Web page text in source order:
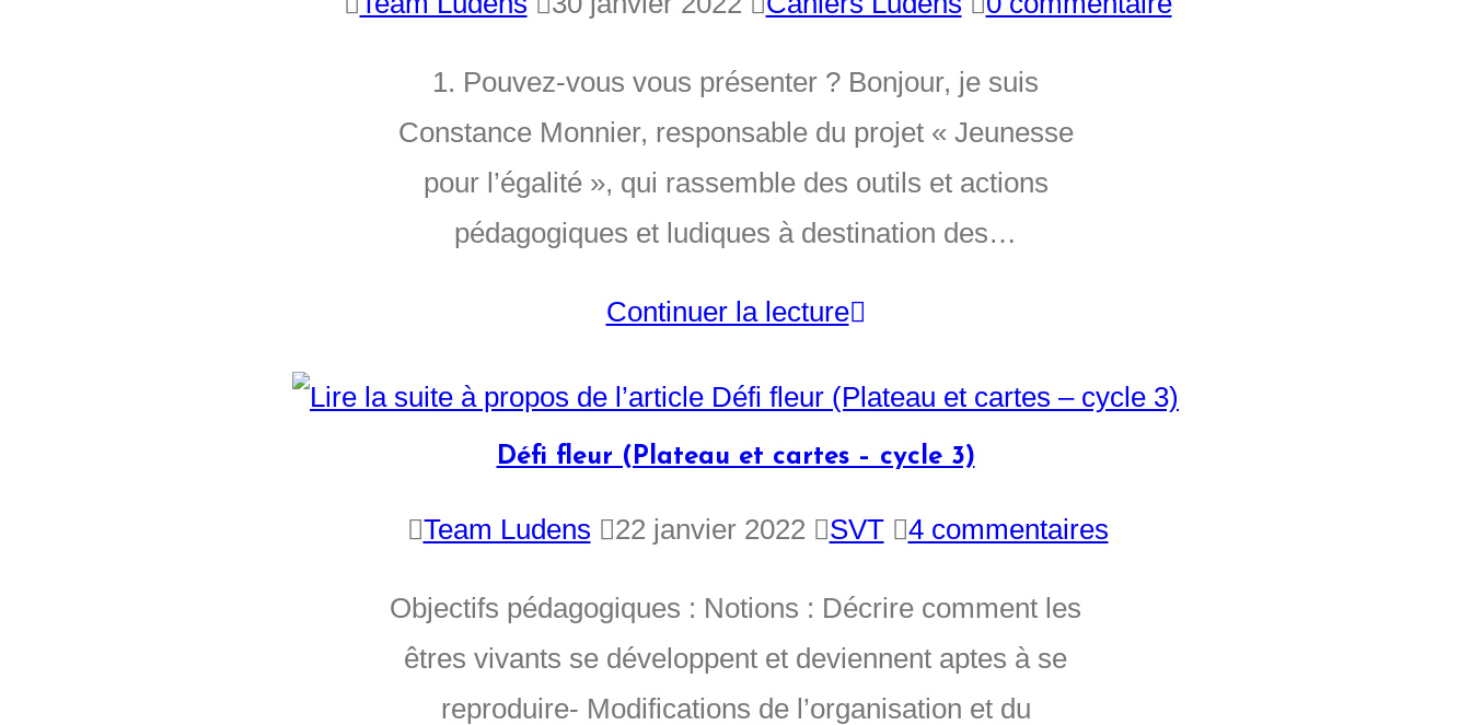
1. Pouvez-vous vous présenter ? Bonjour, je suis
Constance Monnier, responsable du projet « Jeunesse
pour l’égalité », qui rassemble des outils et actions
pédagogiques et ludiques à destination des…
Continuer la lecture
Défi fleur (Plateau et cartes – cycle 3)
Team Ludens 22 janvier 2022 SVT 4 commentaires
Objectifs pédagogiques : Notions : Décrire comment les
êtres vivants se développent et deviennent aptes à se
reproduire- Modifications de l’organisation et du